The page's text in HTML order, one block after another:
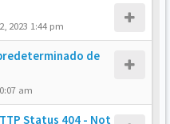
2023 1:44 pm
de
am
Status 404 - Not